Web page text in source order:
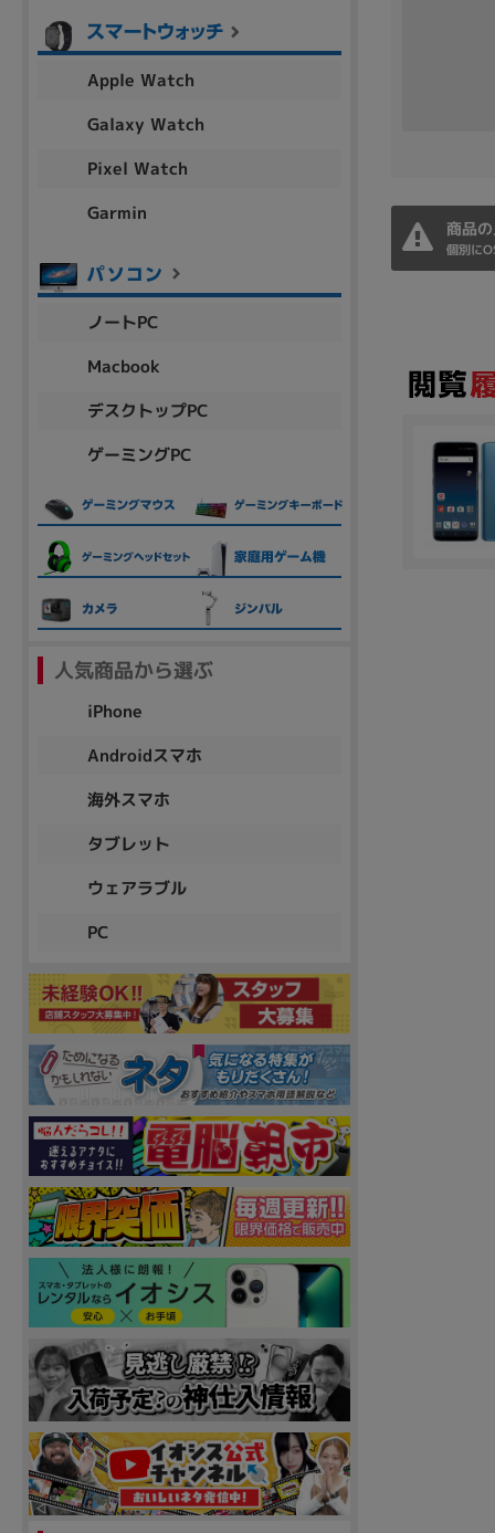
商品
個別に
Apple Watch
Galaxy Watch
Pixel Watch
Garmin
ノートPC
Macbook
デスクトップPC
ゲーミングPC
人気商品から選ぶ
iPhone
Androidスマホ
海外スマホ
タブレット
ウェアラブル
PC
新品/未使用 中古 新品
MacOS
容量
~
円 ～
各項目のチェックボックスは「or検索」となります。